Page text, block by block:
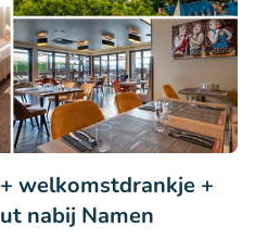
welkomstdrankje +
nabij Namen